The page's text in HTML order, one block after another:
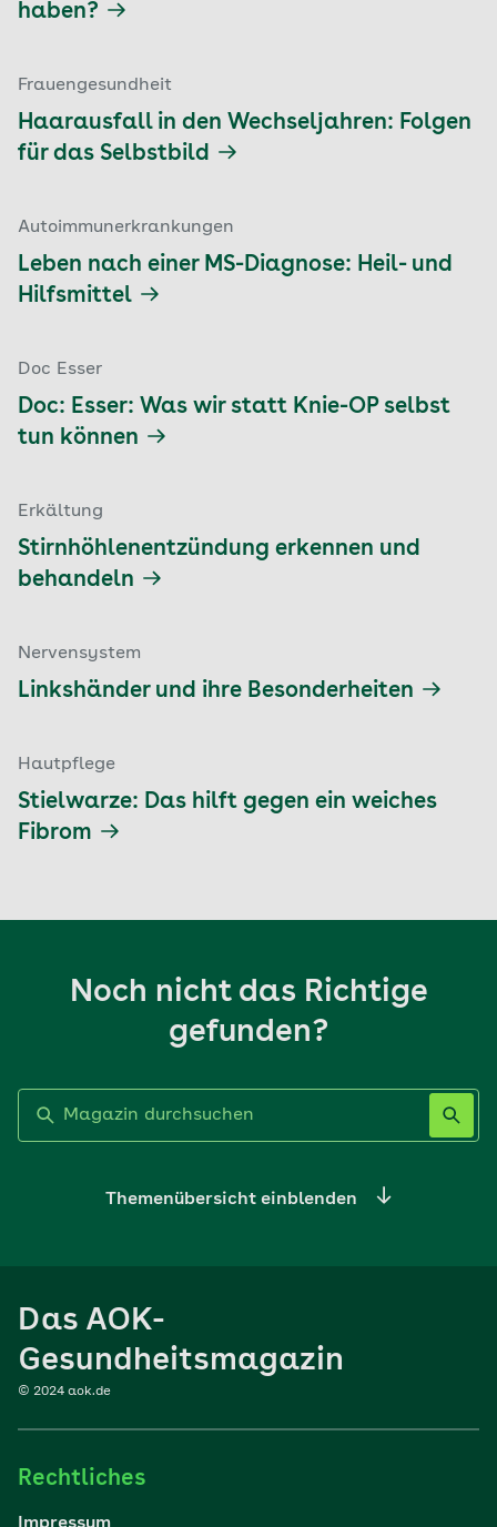
haben?
Frauengesundheit
Haarausfall in den Wechseljahren: Folgen
für das Selbstbild
Autoimmunerkrankungen
Leben nach einer MS-Diagnose: Heil- und
Hilfsmittel
Doc Esser
Doc: Esser: Was wir statt Knie-OP selbst
tun können
Erkältung
Stirnhöhlenentzündung erkennen und
behandeln
Nervensystem
Linkshänder und ihre Besonderheiten
Hautpflege
Stielwarze: Das hilft gegen ein weiches
Fibrom
Noch nicht das Richtige
gefunden?
Themenübersicht einblenden
Sport
Reisen
Das AOK-
Gesundheitsmagazin
© 2024 aok.de
Rechtliches